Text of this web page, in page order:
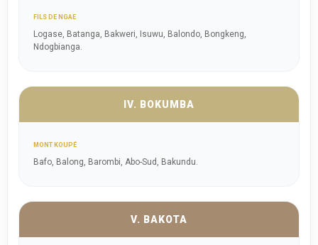
FILS DE NGAE
Logase, Batanga, Bakweri, Isuwu, Balondo, Bongkeng,
Ndogbianga.
IV. BOKUMBA
MONT KOUPÉ
Bafo, Balong, Barombi, Abo-Sud, Bakundu.
V. BAKOTA